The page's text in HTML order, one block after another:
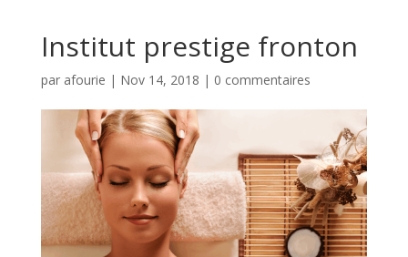
Institut prestige fronton
par afourie | Nov 14, 2018 | 0 commentaires